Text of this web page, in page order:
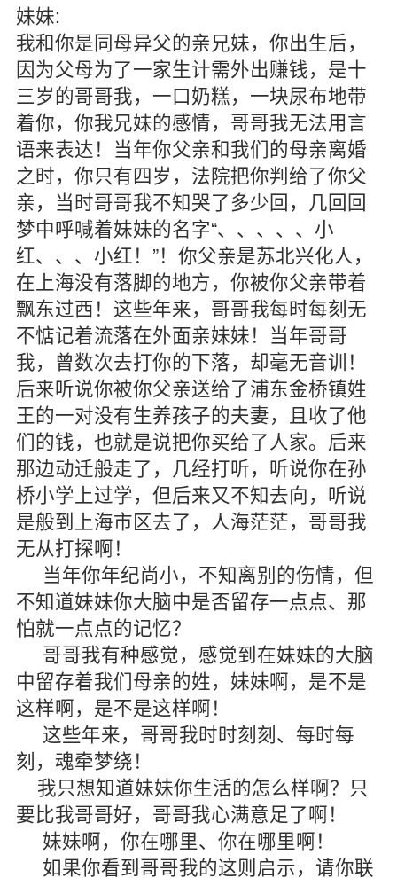
妹妹:
我和你是同母异父的亲兄妹，你出生后，
因为父母为了一家生计需外出赚钱，是十
三岁的哥哥我，一口奶糕，一块尿布地带
着你，你我兄妹的感情，哥哥我无法用言
语来表达！当年你父亲和我们的母亲离婚
之时，你只有四岁，法院把你判给了你父
亲，当时哥哥我不知哭了多少回，几回回
梦中呼喊着妹妹的名字“、、、、、小
红、、、小红！”！你父亲是苏北兴化人，
在上海没有落脚的地方，你被你父亲带着
飘东过西！这些年来，哥哥我每时每刻无
不惦记着流落在外面亲妹妹！当年哥哥
我，曾数次去打你的下落，却毫无音训！
后来听说你被你父亲送给了浦东金桥镇姓
王的一对没有生养孩子的夫妻，且收了他
们的钱，也就是说把你买给了人家。后来
那边动迁般走了，几经打听，听说你在孙
桥小学上过学，但后来又不知去向，听说
是般到上海市区去了，人海茫茫，哥哥我
无从打探啊！
当年你年纪尚小，不知离别的伤情，但
不知道妹妹你大脑中是否留存一点点、那
怕就一点点的记忆？
哥哥我有种感觉，感觉到在妹妹的大脑
中留存着我们母亲的姓，妹妹啊，是不是
这样啊，是不是这样啊！
这些年来，哥哥我时时刻刻、每时每
刻，魂牵梦绕！
我只想知道妹妹你生活的怎么样啊？只
要比我哥哥好，哥哥我心满意足了啊！
妹妹啊，你在哪里、你在哪里啊！
如果你看到哥哥我的这则启示，请你联